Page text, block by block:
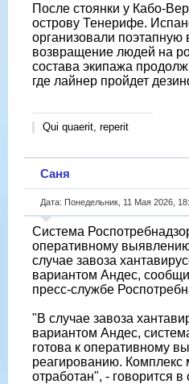
После стоянки у Кабо-
острову Тенерифе.
организовали поэтапную
возвращение людей на
состава экипажа
где лайнер пройдет
Qui quaerit, reperit
Саня
Дата: Понедельник, 11 Мая 2026,
Система
оперативному
случае завоза
вариантом Андес,
пресс-службе
"В случае завоза
вариантом Андес,
готова к оперативному
реагированию. Комплекс
отработан", - говорится